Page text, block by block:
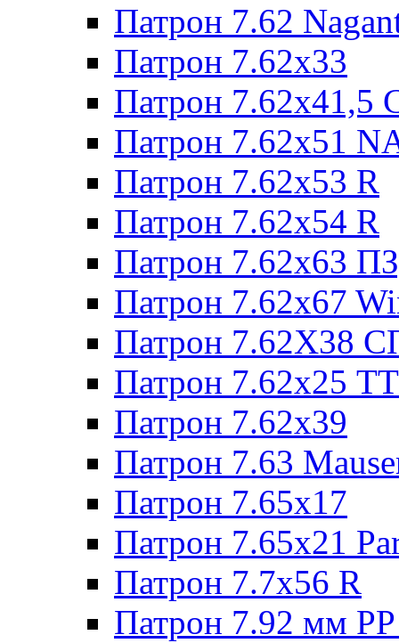
Патрон 7.62
Патрон 7.62x33
Патрон 7.62x41,5
Патрон 7.62x51
Патрон 7.62x53 R
Патрон 7.62x54 R
Патрон 7.62x63
Патрон 7.62x67
Патрон 7.62Х38
Патрон 7.62х25 TT
Патрон 7.62х39
Патрон 7.63
Патрон 7.65x17
Патрон 7.65x21
Патрон 7.7x56 R
Патрон 7.92 мм